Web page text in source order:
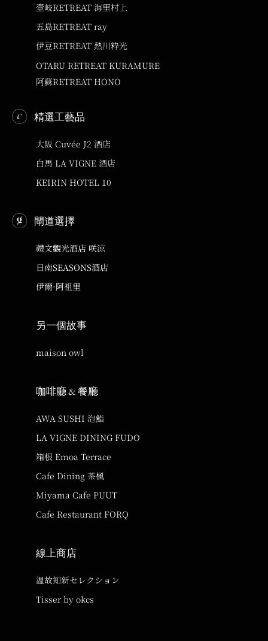
壹岐RETREAT 海里村上
五島RETREAT ray
伊豆RETREAT 熱川粋光
OTARU RETREAT KURAMURE
阿蘇RETREAT HONO
精選工藝品
大阪 Cuvée J2 酒店
白馬 LA VIGNE 酒店
KEIRIN HOTEL 10
閘道選擇
禮文觀光酒店 咲涼
日南SEASONS酒店
伊爾·阿祖里
另一個故事
maison owl
咖啡廳 & 餐廳
AWA SUSHI 泡鮨
LA VIGNE DINING FUDO
箱根 Emoa Terrace
Cafe Dining 茶楓
Miyama Cafe PUUT
Cafe Restaurant FORQ
線上商店
温故知新セレクション
Tisser by okcs